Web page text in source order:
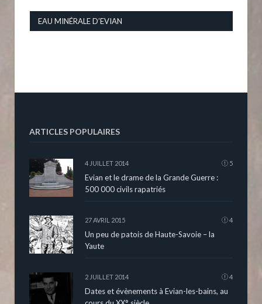
EAU MINÉRALE D’EVIAN
ARTICLES POPULAIRES
4 JUILLET 2014 5
Evian et le drame de la Grande Guerre :
500 000 civils rapatriés
27 AVRIL 2015 4
Un peu de patois de Haute-Savoie – la
Yaute
2 JUILLET 2014 4
Dates et évènements à Evian-les-bains, au